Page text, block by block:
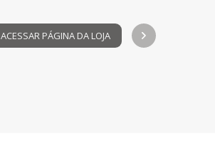
ACESSAR PÁGINA DA LOJA